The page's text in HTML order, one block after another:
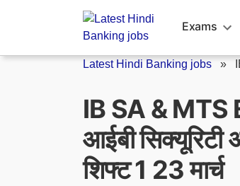
Exams
Latest Hindi Banking jobs »
IB SA &
आईबी
शिफ्ट 1 23 मार्च